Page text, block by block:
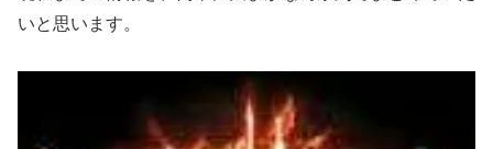
いと思います。